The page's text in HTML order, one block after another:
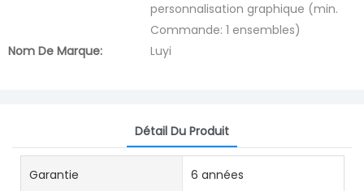
personnalisation graphique (min.
Commande: 1 ensembles)
Nom De Marque:
Luyi
Détail Du Produit
Garantie 6 années